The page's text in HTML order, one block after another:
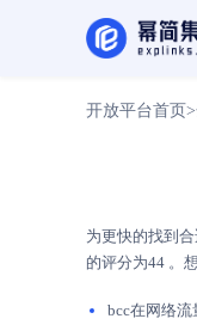
开放平台首页 >
为更快的找到
的评分为44 。
bcc在网络流